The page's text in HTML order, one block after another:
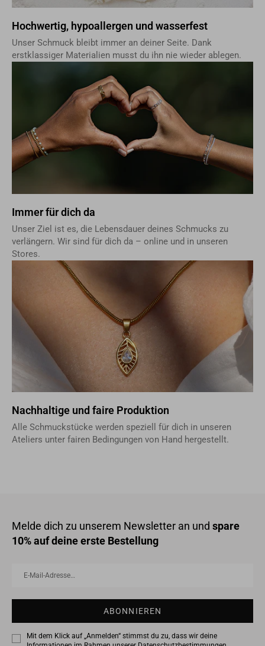
Hochwertig, hypoallergen und wasserfest
Unser Schmuck bleibt immer an deiner Seite. Dank
erstklassiger Materialien musst du ihn nie wieder ablegen.
Immer für dich da
Unser Ziel ist es, die Lebensdauer deines Schmucks zu
verlängern. Wir sind für dich da – online und in unseren
Stores.
Nachhaltige und faire Produktion
Alle Schmuckstücke werden speziell für dich in unseren
Ateliers unter fairen Bedingungen von Hand hergestellt.
Melde dich zu unserem Newsletter an und spare
10% auf deine erste Bestellung
ABONNIEREN
Mit dem Klick auf „Anmelden“ stimmst du zu, dass wir deine